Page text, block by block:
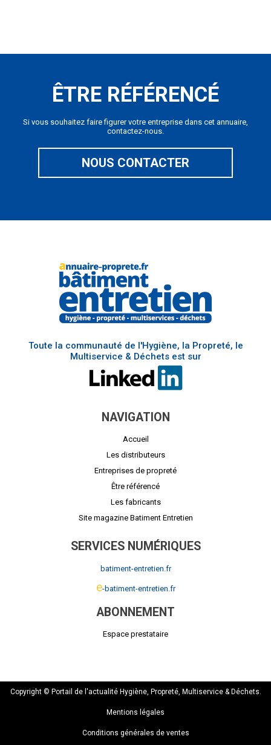
ÊTRE RÉFÉRENCÉ
Si vous souhaitez faire figurer votre entreprise dans cet annuaire,
contactez-nous.
NOUS CONTACTER
Toute la communauté de l'Hygiène, la Propreté, le
Multiservice & Déchets est sur
NAVIGATION
Accueil
Les distributeurs
Entreprises de propreté
Être référencé
Les fabricants
Site magazine Batiment Entretien
SERVICES NUMÉRIQUES
batiment-entretien.fr
e-batiment-entretien.fr
ABONNEMENT
Espace prestataire
Copyright © Portail de l'actualité Hygiène, Propreté, Multiservice & Déchets.
Mentions légales
Conditions générales de ventes